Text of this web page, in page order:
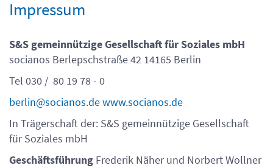
Impressum
S&S gemeinnützige Gesellschaft für Soziales mbH
socianos Berlepschstraße 42 14165 Berlin
Tel 030 / 80 19 78 - 0
berlin@socianos.dewww.socianos.de
In Trägerschaft der: S&S gemeinnützige Gesellschaft
für Soziales mbH
Geschäftsführung Frederik Näher und Norbert Wollner